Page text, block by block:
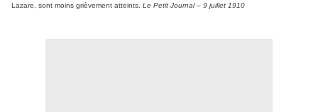
Lazare, sont moins grièvement atteints. Le Petit Journal – 9 juillet 1910